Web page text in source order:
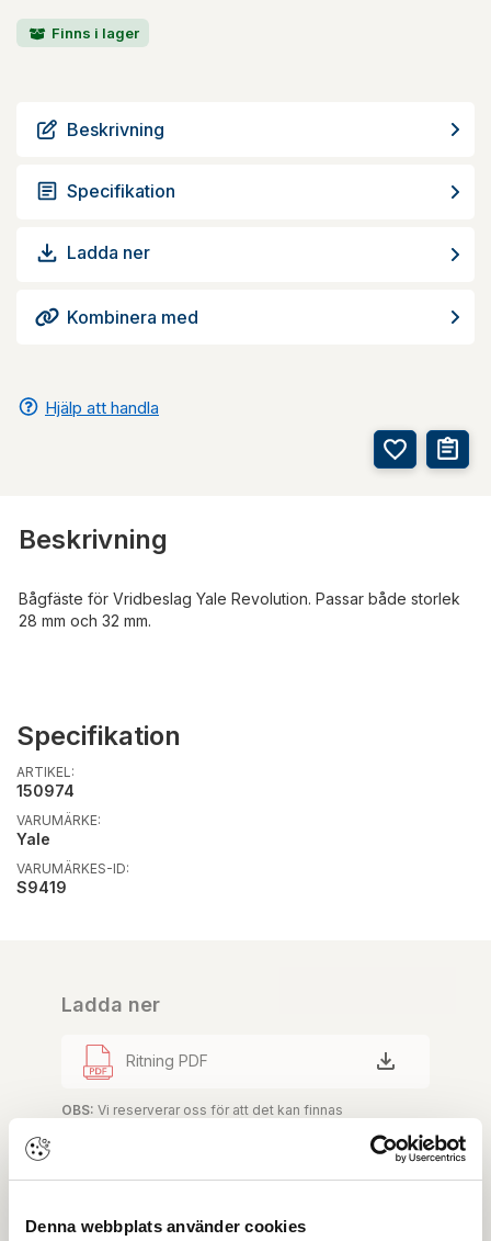
Denna webbplats använder cookies
Finns i lager
Beskrivning
Specifikation
Ladda ner
Kombinera med
Hjälp att handla
Beskrivning
Bågfäste för Vridbeslag Yale Revolution. Passar både storlek
28 mm och 32 mm.
Specifikation
ARTIKEL:
150974
VARUMÄRKE:
Yale
VARUMÄRKES-ID:
S9419
Ladda ner
Ritning PDF
OBS: Vi reserverar oss för att det kan finnas
uppdaterade dokument hos leverantören. Vi jobbar
löpande med att säkerställa att våra dokument är så